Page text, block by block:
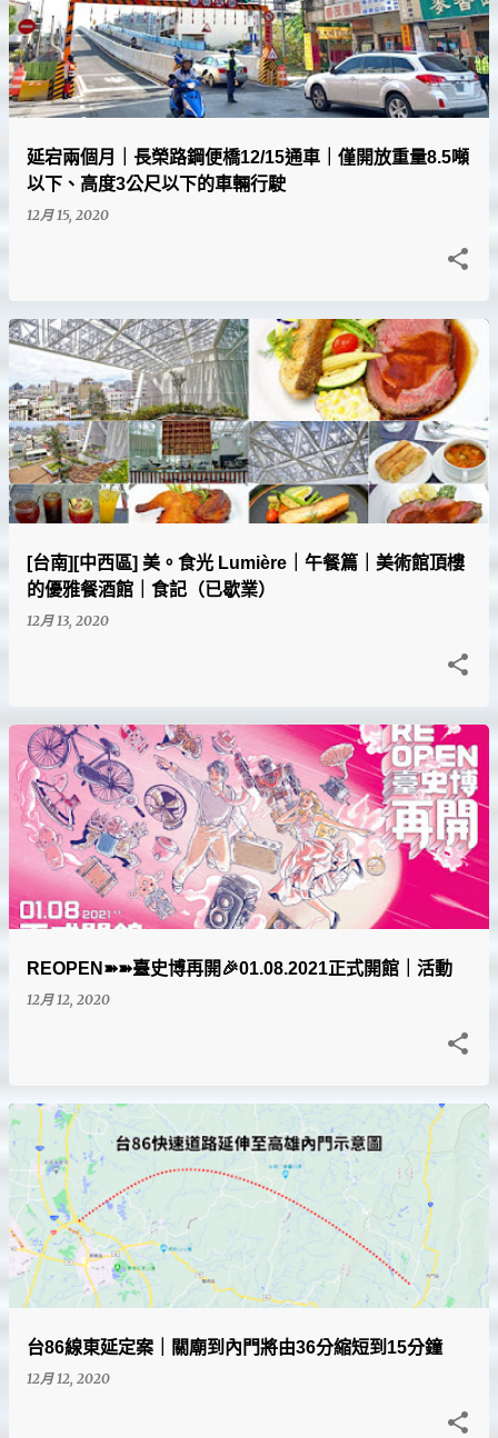
延宕兩個月｜長榮路鋼便橋12/15通車｜僅開放重量8.5噸
以下、高度3公尺以下的車輛行駛
12月 15, 2020
[台南][中西區] 美。食光 Lumière｜午餐篇｜美術館頂樓
的優雅餐酒館｜食記（已歇業）
12月 13, 2020
REOPEN➽➽臺史博再開🎉01.08.2021正式開館｜活動
12月 12, 2020
台86線東延定案｜關廟到內門將由36分縮短到15分鐘
12月 12, 2020